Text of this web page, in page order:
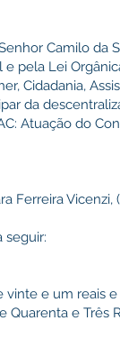
Camilo da
pela Lei
Cidadania,
da
Atuação do
Ferreira Vicenzi,
seguir:
vinte e um reais
Quarenta e Três